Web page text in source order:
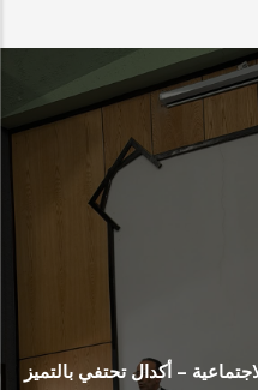
– أكدال تحتفي بالتميز